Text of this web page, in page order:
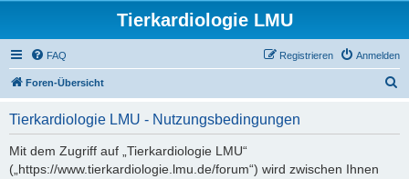
Tierkardiologie LMU
FAQ Anmelden
Registrieren
Foren-Übersicht
Tierkardiologie LMU - Nutzungsbedingungen
Mit dem Zugriff auf „Tierkardiologie LMU“
(„https://www.tierkardiologie.lmu.de/forum“) wird zwischen Ihnen